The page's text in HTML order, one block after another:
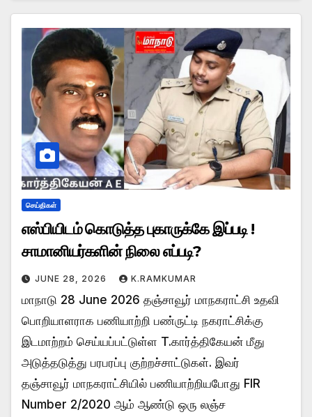
செய்திகள்
எஸ்பியிடம் கொடுத்த புகாருக்கே இப்படி !
சாமானியர்களின் நிலை எப்படி?
JUNE 28, 2026 K.RAMKUMAR
மாநாடு 28 June 2026 தஞ்சாவூர் மாநகராட்சி உதவி
பொறியாளராக பணியாற்றி பண்ருட்டி நகராட்சிக்கு
இடமாற்றம் செய்யப்பட்டுள்ள T.கார்த்திகேயன் மீது
அடுத்தடுத்து பரபரப்பு குற்றச்சாட்டுகள். இவர்
தஞ்சாவூர் மாநகராட்சியில் பணியாற்றியபோது FIR
Number 2/2020 ஆம் ஆண்டு ஒரு லஞ்ச